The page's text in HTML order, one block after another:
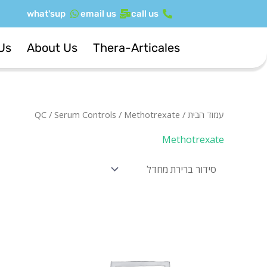
לתוכן
call us
email us
what'sup
Thera-Articales
About Us
עמוד הבית /
QC / Serum Controls / Methotrexate
Methotrexate